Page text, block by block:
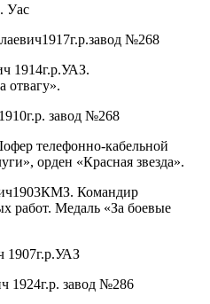
Уас
№268
1914г.р.УАЗ.
отвагу».
завод №268
телефонно-кабельной
орден «Красная звезда».
Командир
работ. Медаль «За боевые
1907г.р.УАЗ
завод №286